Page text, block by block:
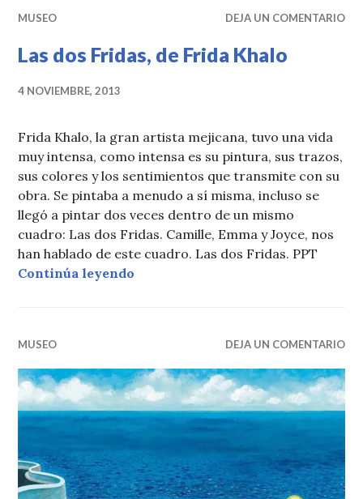
MUSEO DEJA UN COMENTARIO
Las dos Fridas, de Frida Khalo
4 NOVIEMBRE, 2013
Frida Khalo, la gran artista mejicana, tuvo una vida
muy intensa, como intensa es su pintura, sus trazos,
sus colores y los sentimientos que transmite con su
obra. Se pintaba a menudo a sí misma, incluso se
llegó a pintar dos veces dentro de un mismo
cuadro: Las dos Fridas. Camille, Emma y Joyce, nos
han hablado de este cuadro. Las dos Fridas. PPT
Continúa leyendo
MUSEO DEJA UN COMENTARIO